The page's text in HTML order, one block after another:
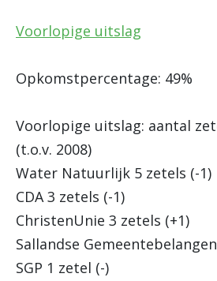
Voorlopige uitslag
Opkomstpercentage: 49%
Voorlopige uitslag: aantal
(t.o.v. 2008)
Water Natuurlijk 5 zetels (-1)
CDA 3 zetels (-1)
ChristenUnie 3 zetels (+1)
Sallandse
SGP 1 zetel (-)